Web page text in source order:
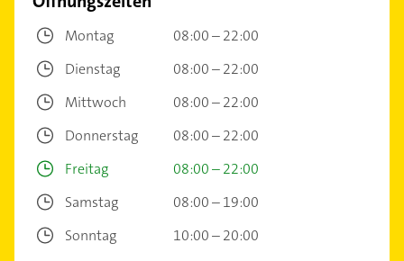
Montag
08:00 – 22:00
Dienstag
08:00 – 22:00
Mittwoch
08:00 – 22:00
Donnerstag
08:00 – 22:00
Freitag
08:00 – 22:00
Samstag
08:00 – 19:00
Sonntag
10:00 – 20:00